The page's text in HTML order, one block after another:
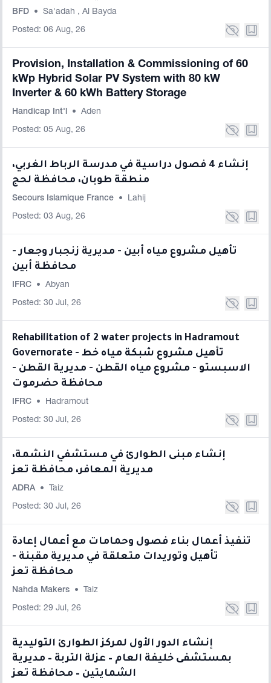
BFD • Sa'adah , Al Bayda
Posted: 06 Aug, 26
Provision, Installation & Commissioning of 60
kWp Hybrid Solar PV System with 80 kW
Inverter & 60 kWh Battery Storage
Handicap Int'l • Aden
Posted: 05 Aug, 26
إنشاء 4 فصول دراسية في مدرسة الرباط الغربي،
منطقة طوبان، محافظة لحج
Secours Islamique France • Lahij
Posted: 03 Aug, 26
تأهيل مشروع مياه أبين - مديرية زنجبار وجعار -
محافظة أبين
IFRC • Abyan
Posted: 30 Jul, 26
Rehabilitation of 2 water projects in Hadramout
Governorate - تأهيل مشروع شبكة مياه خط
الاسبستو - مشروع مياه القطن - مديرية القطن -
محافظة حضرموت
IFRC • Hadramout
Posted: 30 Jul, 26
إنشاء مبنى الطوارئ في مستشفي النشمة،
مديرية المعافر، محافظة تعز
ADRA • Taiz
Posted: 30 Jul, 26
تنفيذ أعمال بناء فصول وحمامات مع أعمال إعادة
تأهيل وتوريدات متعلقة في مديرية مقبنة -
محافظة تعز
Nahda Makers • Taiz
Posted: 29 Jul, 26
إنشاء الدور الأول لمركز الطوارئ التوليدية
بمستشفى خليفة العام – عزلة التربة – مديرية
الشمايتين – محافظة تعز